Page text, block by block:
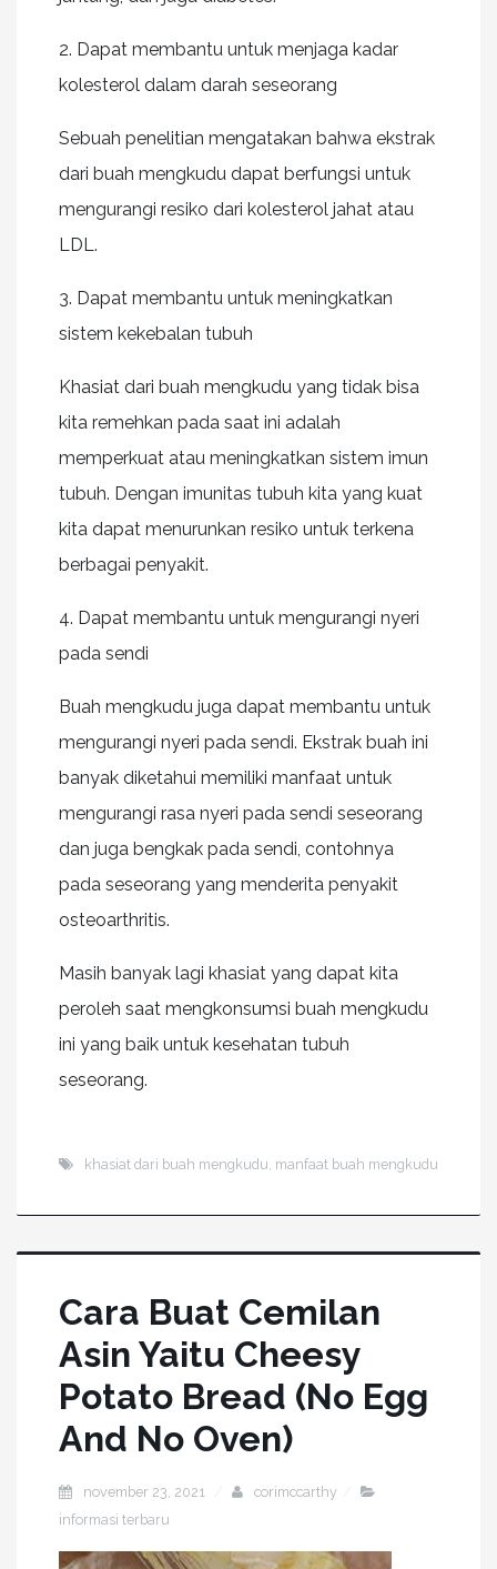
2. Dapat membantu untuk menjaga kadar
kolesterol dalam darah seseorang
Sebuah penelitian mengatakan bahwa ekstrak
dari buah mengkudu dapat berfungsi untuk
mengurangi resiko dari kolesterol jahat atau
LDL.
3. Dapat membantu untuk meningkatkan
sistem kekebalan tubuh
Khasiat dari buah mengkudu yang tidak bisa
kita remehkan pada saat ini adalah
memperkuat atau meningkatkan sistem imun
tubuh. Dengan imunitas tubuh kita yang kuat
kita dapat menurunkan resiko untuk terkena
berbagai penyakit.
4. Dapat membantu untuk mengurangi nyeri
pada sendi
Buah mengkudu juga dapat membantu untuk
mengurangi nyeri pada sendi. Ekstrak buah ini
banyak diketahui memiliki manfaat untuk
mengurangi rasa nyeri pada sendi seseorang
dan juga bengkak pada sendi, contohnya
pada seseorang yang menderita penyakit
osteoarthritis.
Masih banyak lagi khasiat yang dapat kita
peroleh saat mengkonsumsi buah mengkudu
ini yang baik untuk kesehatan tubuh
seseorang.
khasiat dari buah mengkudu, manfaat buah mengkudu
Cara Buat Cemilan
Asin Yaitu Cheesy
Potato Bread (No Egg
And No Oven)
november 23, 2021
corimccarthy
informasi terbaru